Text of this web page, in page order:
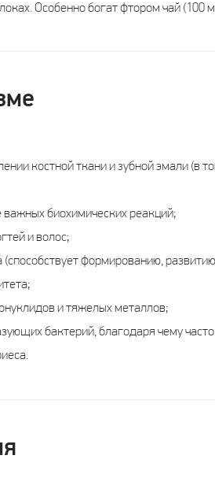
Особенно богат фтором чай (100
костной ткани и зубной эмали (в
биохимических реакций;
и волос;
формированию,
и тяжелых металлов;
бактерий, благодаря чему